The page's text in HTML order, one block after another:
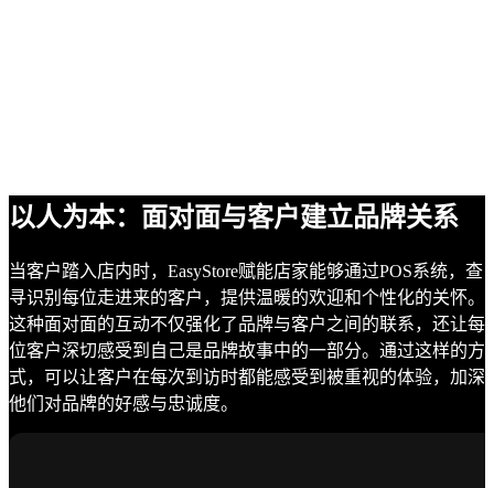
以人为本：面对面与客户建立品牌关系
当客户踏入店内时，EasyStore赋能店家能够通过POS系统，查
寻识别每位走进来的客户，提供温暖的欢迎和个性化的关怀。
这种面对面的互动不仅强化了品牌与客户之间的联系，还让每
位客户深切感受到自己是品牌故事中的一部分。通过这样的方
式，可以让客户在每次到访时都能感受到被重视的体验，加深
他们对品牌的好感与忠诚度。